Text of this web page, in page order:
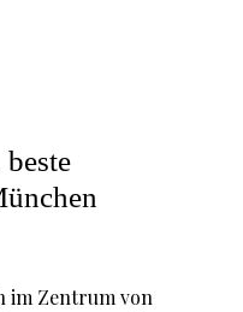
beste
im Zentrum von